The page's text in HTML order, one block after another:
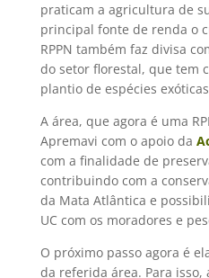
praticam a agricultura de
principal fonte de renda o
RPPN também faz divisa
do setor florestal, que tem
plantio de espécies
A área, que agora é uma
Apremavi com o apoio da
com a finalidade de
contribuindo com a
da Mata Atlântica e
UC com os moradores e
O próximo passo agora é
da referida área. Para